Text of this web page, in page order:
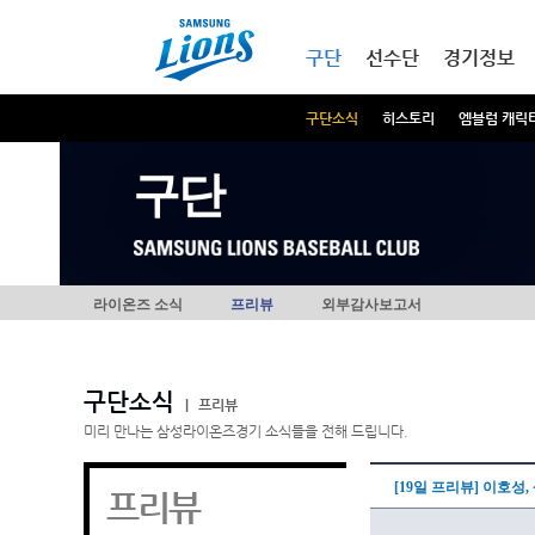
구단
구단소식 히스토리 엠블럼 캐릭
선수단 경기정보
구단
라이온즈 소식 프리뷰 외부감사보고서
구단소식
프리뷰
미리 만나는 삼성라이온즈경기 소식들을 전해 드립니다.
프리뷰 [19일 프리뷰] 이호성